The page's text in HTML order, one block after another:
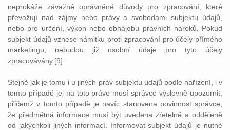
neprokáže závažné oprávněné důvody pro zpracování, které
převažují nad zájmy nebo právy a svobodami subjektu údajů,
nebo pro určení, výkon nebo obhajobu právních nároků. Pokud
subjekt údajů vznese námitku proti zpracování pro účely přímého
marketingu, nebudou již osobní údaje pro tyto účely
zpracovávány.[9]
Stejně jak je tomu i u jiných práv subjektu údajů podle nařízení, i v
tomto případě jej na toto právo musí správce výslovně upozornit,
přičemž v tomto případě je navíc stanovena povinnost správce,
že předmětná informace musí být uvedena zřetelně a odděleně
od jakýchkoli jiných informací. Informovat subjekt údajů je nutné